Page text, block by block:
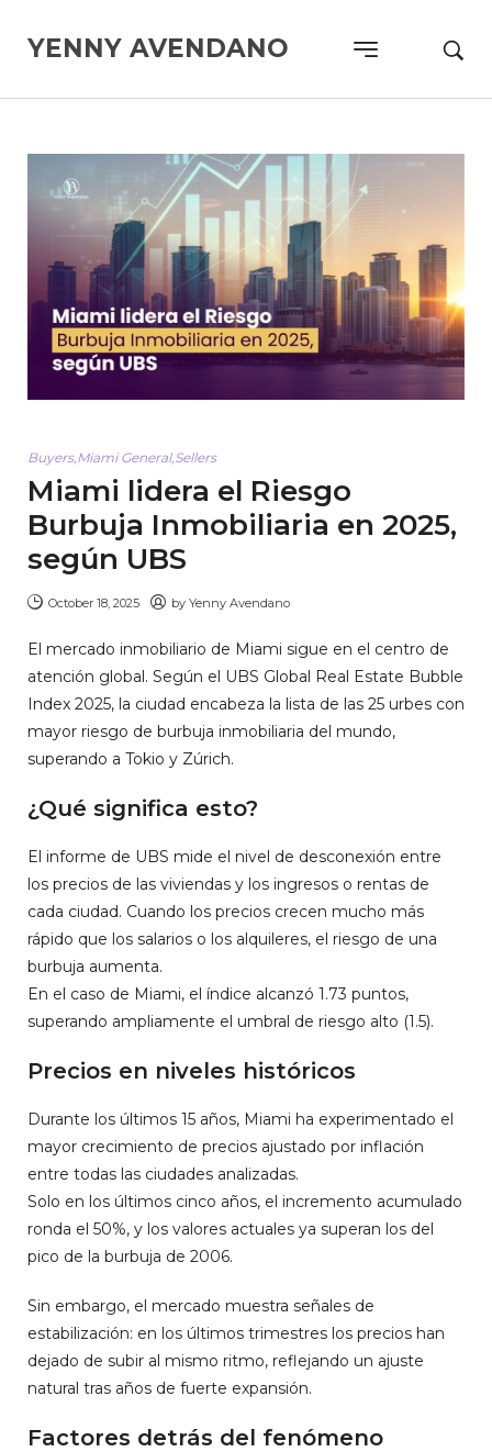
YENNY AVENDANO
Buyers, Miami General, Sellers
Miami lidera el Riesgo
Burbuja Inmobiliaria en 2025,
según UBS
October 18, 2025 by Yenny Avendano
El mercado inmobiliario de Miami sigue en el centro de
atención global. Según el UBS Global Real Estate Bubble
Index 2025, la ciudad encabeza la lista de las 25 urbes con
mayor riesgo de burbuja inmobiliaria del mundo,
superando a Tokio y Zúrich.
¿Qué significa esto?
El informe de UBS mide el nivel de desconexión entre
los precios de las viviendas y los ingresos o rentas de
cada ciudad. Cuando los precios crecen mucho más
rápido que los salarios o los alquileres, el riesgo de una
burbuja aumenta.
En el caso de Miami, el índice alcanzó 1.73 puntos,
superando ampliamente el umbral de riesgo alto (1.5).
Precios en niveles históricos
Durante los últimos 15 años, Miami ha experimentado el
mayor crecimiento de precios ajustado por inflación
entre todas las ciudades analizadas.
Solo en los últimos cinco años, el incremento acumulado
ronda el 50%, y los valores actuales ya superan los del
pico de la burbuja de 2006.
Sin embargo, el mercado muestra señales de
estabilización: en los últimos trimestres los precios han
dejado de subir al mismo ritmo, reflejando un ajuste
natural tras años de fuerte expansión.
Factores detrás del fenómeno